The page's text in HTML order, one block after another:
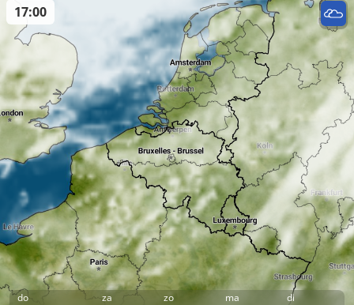
do za zo ma di
17:00